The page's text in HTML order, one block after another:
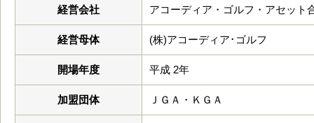
経営会社 アコーディア・ゴルフ・アセット
経営母体 (株)アコーディア･ゴルフ
開場年度 平成 2年
加盟団体 ＪＧＡ・ＫＧＡ